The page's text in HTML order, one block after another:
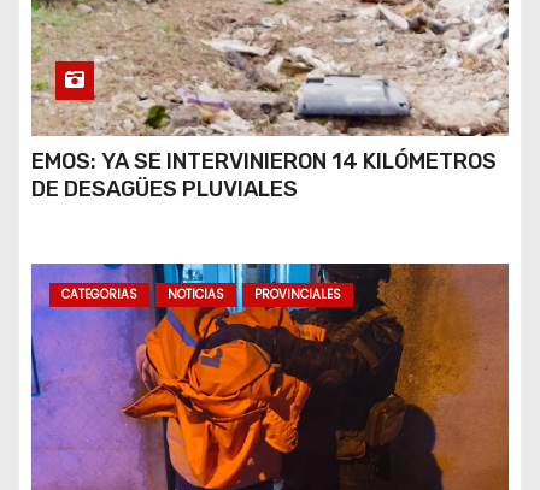
EMOS: YA SE INTERVINIERON 14 KILÓMETROS
DE DESAGÜES PLUVIALES
CATEGORIAS NOTICIAS PROVINCIALES